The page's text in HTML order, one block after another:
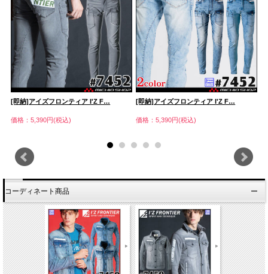
[即納]アイズフロンティア I'Z F…
価格：5,390円(税込)
[即納]アイズフロンティア I'Z F…
価格：5,390円(税込)
コーディネート商品